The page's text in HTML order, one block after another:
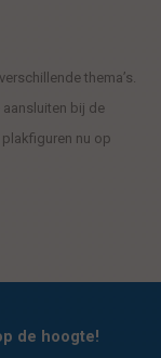
thema’s.
bij de
nu op
de hoogte!